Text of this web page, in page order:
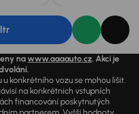
nawww.aaaauto.cz. Akci je
konkrétního vozu se mohou lišit.
na konkrétních vstupních
financování poskytnutých